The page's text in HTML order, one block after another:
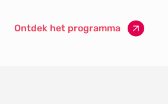
Ontdek het programma